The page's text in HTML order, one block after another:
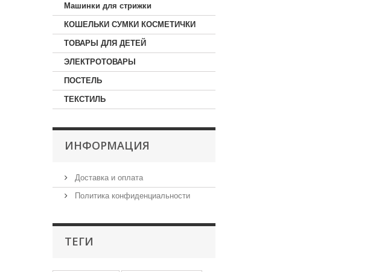
Машинки для стрижки
КОШЕЛЬКИ СУМКИ КОСМЕТИЧКИ
ТОВАРЫ ДЛЯ ДЕТЕЙ
ЭЛЕКТРОТОВАРЫ
ПОСТЕЛЬ
ТЕКСТИЛЬ
ИНФОРМАЦИЯ
Доставка и оплата
Политика конфиденциальности
ТЕГИ